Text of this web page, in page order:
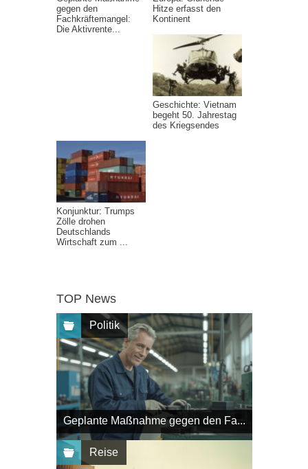
gegen den
Fachkräftemangel:
Die Aktivrente...
Hitze erfasst den
Kontinent
Geschichte: Vietnam
begeht 50. Jahrestag
des Kriegsendes
Konjunktur: Trumps
Zölle drohen
Deutschlands
Wirtschaft zum ...
TOP News
Politik
Geplante Maßnahme gegen den Fa...
Reise